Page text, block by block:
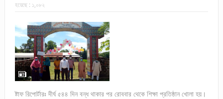
হয়েছে : ১,০৮২
ষ্টাফ রিপোর্টারঃ দীর্ঘ ৫৪৪ দিন বন্ধ থাকার পর রোববার থেকে শিক্ষা প্রতিষ্ঠান খোলা হয়।